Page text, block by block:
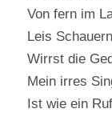
Von fern im
Leis
Wirrst die
Mein irres
Ist wie ein